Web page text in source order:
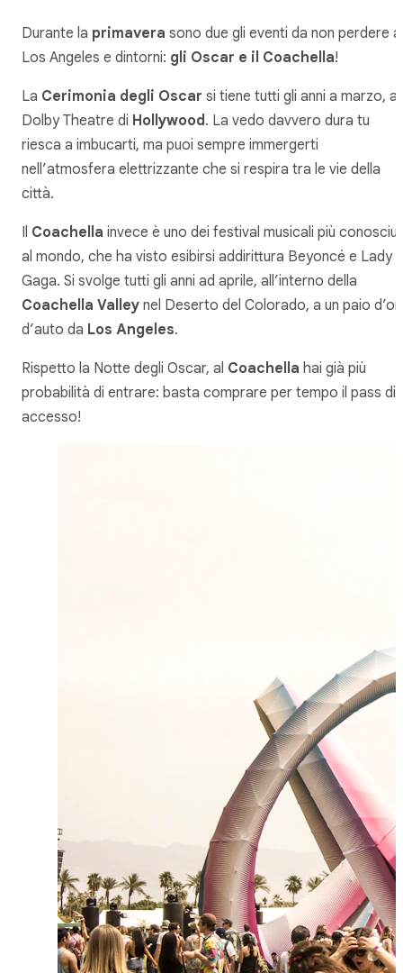
Durante la primavera sono due gli eventi da non perdere a
Los Angeles e dintorni: gli Oscar e il Coachella!
La Cerimonia degli Oscar si tiene tutti gli anni a marzo, al
Dolby Theatre di Hollywood . La vedo davvero dura tu
riesca a imbucarti, ma puoi sempre immergerti
nell’atmosfera elettrizzante che si respira tra le vie della
città.
Il Coachella invece è uno dei festival musicali più
al mondo, che ha visto esibirsi addirittura Beyoncé e Lady
Gaga. Si svolge tutti gli anni ad aprile, all’interno della
Coachella Valley nel Deserto del Colorado, a un paio
d’auto da Los Angeles.
Rispetto la Notte degli Oscar, al Coachella hai già più
probabilità di entrare: basta comprare per tempo il pass di
accesso!